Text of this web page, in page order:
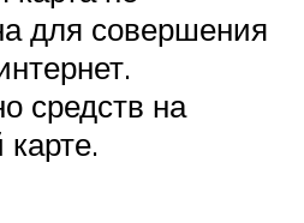
для совершения
средств на
карте.